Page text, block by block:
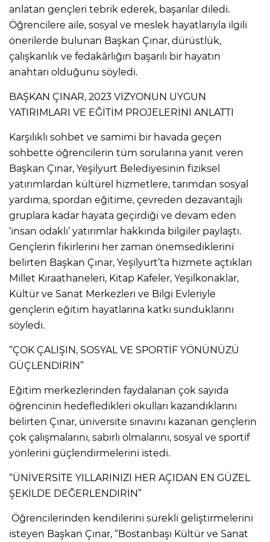
anlatan gençleri tebrik ederek, başarılar diledi.
Öğrencilere aile, sosyal ve meslek hayatlarıyla ilgili
önerilerde bulunan Başkan Çınar, dürüstlük,
çalışkanlık ve fedakârlığın başarılı bir hayatın
anahtarı olduğunu söyledi.
BAŞKAN ÇINAR, 2023 VİZYONUN UYGUN
YATIRIMLARI VE EĞİTİM PROJELERİNİ ANLATTI
Karşılıklı sohbet ve samimi bir havada geçen
sohbette öğrencilerin tüm sorularına yanıt veren
Başkan Çınar, Yeşilyurt Belediyesinin fiziksel
yatırımlardan kültürel hizmetlere, tarımdan sosyal
yardıma, spordan eğitime, çevreden dezavantajlı
gruplara kadar hayata geçirdiği ve devam eden
‘insan odaklı’ yatırımlar hakkında bilgiler paylaştı.
Gençlerin fikirlerini her zaman önemsediklerini
belirten Başkan Çınar, Yeşilyurt’ta hizmete açtıkları
Millet Kıraathaneleri, Kitap Kafeler, Yeşilkonaklar,
Kültür ve Sanat Merkezleri ve Bilgi Evleriyle
gençlerin eğitim hayatlarına katkı sunduklarını
söyledi.
“ÇOK ÇALIŞIN, SOSYAL VE SPORTİF YÖNÜNÜZÜ
GÜÇLENDİRİN”
Eğitim merkezlerinden faydalanan çok sayıda
öğrencinin hedefledikleri okulları kazandıklarını
belirten Çınar, üniversite sınavını kazanan gençlerin
çok çalışmalarını, sabırlı olmalarını, sosyal ve sportif
yönlerini güçlendirmelerini istedi.
“ÜNİVERSİTE YILLARINIZI HER AÇIDAN EN GÜZEL
ŞEKİLDE DEĞERLENDİRİN”
Öğrencilerinden kendilerini sürekli geliştirmelerini
isteyen Başkan Çınar, “Bostanbaşı Kültür ve Sanat